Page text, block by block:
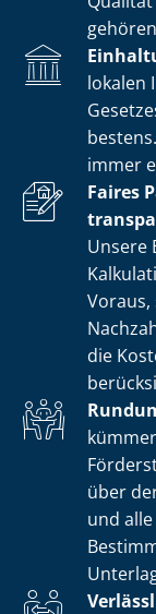
gehören
lokalen
immer
Faires
Unsere
Voraus,
die
über
und